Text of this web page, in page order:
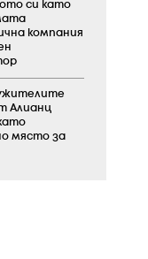
си като
компания
Алианц
място за